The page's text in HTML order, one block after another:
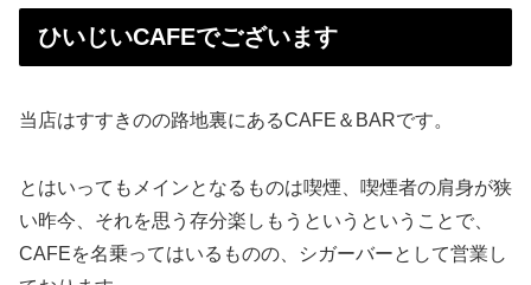
ひいじいCAFEでございます
当店はすすきのの路地裏にあるCAFE＆BARです。
とはいってもメインとなるものは喫煙、喫煙者の肩身が狭
い昨今、それを思う存分楽しもうというということで、
CAFEを名乗ってはいるものの、シガーバーとして営業し